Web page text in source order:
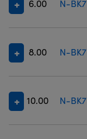
6.00 N-BK7
8.00 N-BK7
10.00 N-BK7